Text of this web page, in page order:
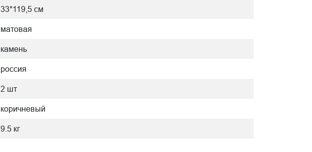
33*119,5 см
матовая
камень
россия
2 шт
коричневый
9.5 кг